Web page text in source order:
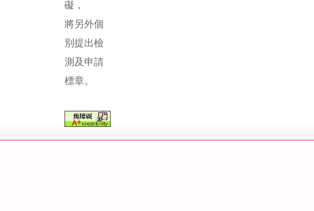
礙，
將另外個
別提出檢
測及申請
標章。